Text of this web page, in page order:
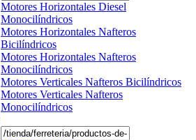
Motores Horizontales Diesel
Monocilíndricos
Motores Horizontales Nafteros
Bicilíndricos
Motores Horizontales Nafteros
Monocilíndricos
Motores Verticales Nafteros Bicilíndricos
Motores Verticales Nafteros
Monocilíndricos